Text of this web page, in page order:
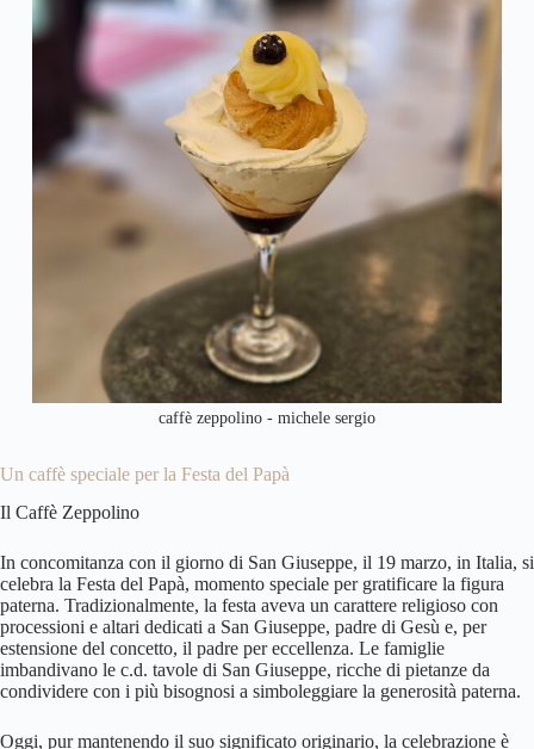
caffè zeppolino - michele sergio
Un caffè speciale per la Festa del Papà
Il Caffè Zeppolino
In concomitanza con il giorno di San Giuseppe, il 19 marzo, in Italia, si
celebra la Festa del Papà, momento speciale per gratificare la figura
paterna. Tradizionalmente, la festa aveva un carattere religioso con
processioni e altari dedicati a San Giuseppe, padre di Gesù e, per
estensione del concetto, il padre per eccellenza. Le famiglie
imbandivano le c.d. tavole di San Giuseppe, ricche di pietanze da
condividere con i più bisognosi a simboleggiare la generosità paterna.
Oggi, pur mantenendo il suo significato originario, la celebrazione è